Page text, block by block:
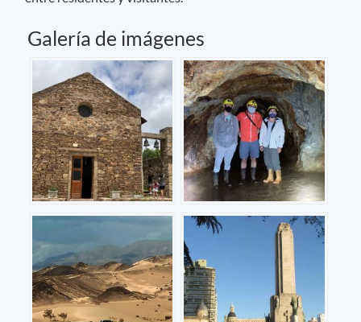
Galería de imágenes